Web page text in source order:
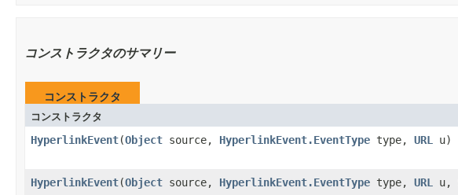
コンストラクタのサマリー
コンストラクタ
コンストラクタ
HyperlinkEvent​(Object source, HyperlinkEvent.EventType type, URL u)
HyperlinkEvent​(Object source, HyperlinkEvent.EventType type, URL u,